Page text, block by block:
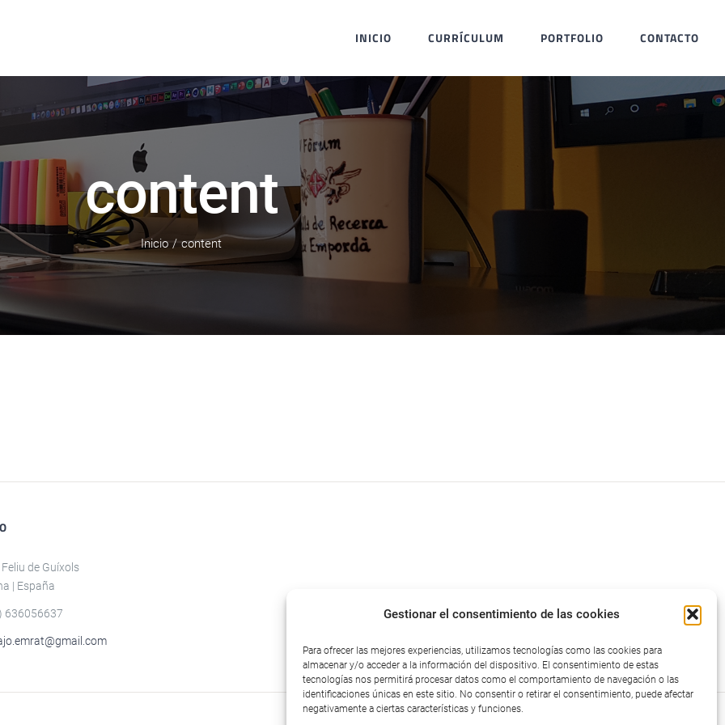
Gestionar el consentimiento de las cookies
Para ofrecer las mejores experiencias, utilizamos tecnologías como las cookies para
almacenar y/o acceder a la información del dispositivo. El consentimiento de estas
tecnologías nos permitirá procesar datos como el comportamiento de navegación o las
identificaciones únicas en este sitio. No consentir o retirar el consentimiento, puede afectar
negativamente a ciertas características y funciones.
INICIO CURRÍCULUM PORTFOLIO CONTACTO
content
Inicio / content
de Guíxols
| España
636056637